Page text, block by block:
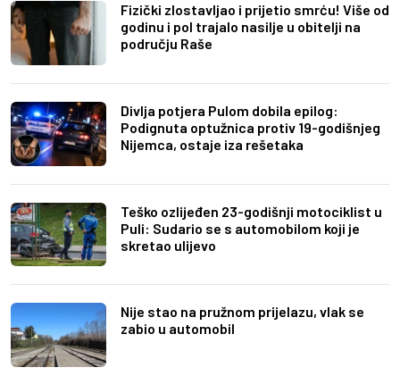
Fizički zlostavljao i prijetio smrću! Više od
godinu i pol trajalo nasilje u obitelji na
području Raše
Divlja potjera Pulom dobila epilog:
Podignuta optužnica protiv 19-godišnjeg
Nijemca, ostaje iza rešetaka
Teško ozlijeđen 23-godišnji motociklist u
Puli: Sudario se s automobilom koji je
skretao ulijevo
Nije stao na pružnom prijelazu, vlak se
zabio u automobil